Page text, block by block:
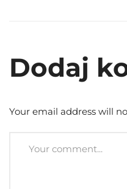
Dodaj
Your email address will